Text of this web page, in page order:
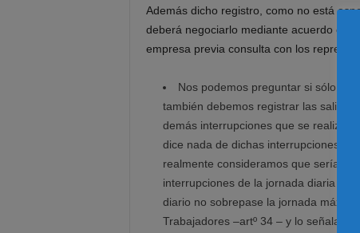
Además dicho registro, como no está
deberá negociarlo mediante acuerdo con
empresa previa consulta con los
Nos podemos preguntar si sólo se
también debemos registrar las
demás interrupciones que se realizan
dice nada de dichas interrupciones,
realmente consideramos que sería
interrupciones de la jornada diaria de
diario no sobrepase la jornada
Trabajadores –artº 34 – y lo señalado